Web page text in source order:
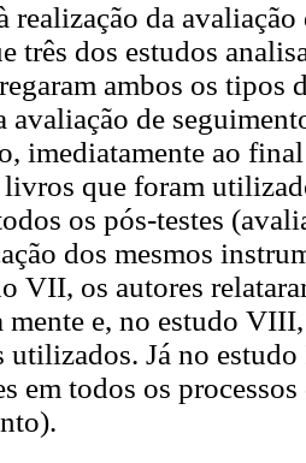
realização da
três dos estudos
ambos os tipos
avaliação de
imediatamente ao
livros que foram
os pós-testes
dos mesmos
VII, os autores
mente e, no estudo
utilizados. Já no
em todos os